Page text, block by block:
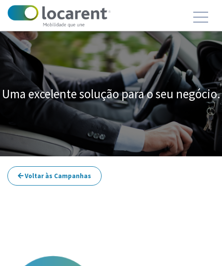
Uma excelente solução para o seu negócio.
Voltar às Campanhas